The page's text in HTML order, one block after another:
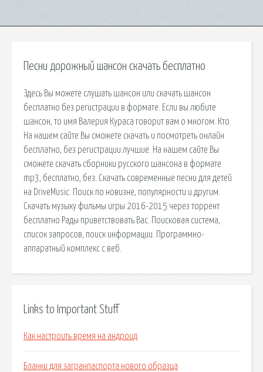
Песни дорожный шансон скачать бесплатно
Здесь Вы можете слушать шансон или скачать шансон
бесплатно без регистрации в формате. Если вы любите
шансон, то имя Валерия Кураса говорит вам о многом. Кто.
На нашем сайте Вы сможете скачать и посмотреть онлайн
бесплатно, без регистрации лучшие. На нашем сайте Вы
сможете скачать сборники русского шансона в формате
mp3, бесплатно, без. Скачать современные песни для детей
на DriveMusic. Поиск по новизне, популярности и другим.
Скачать музыку фильмы игры 2016-2015 через торрент
бесплатно Рады приветствовать Вас. Поисковая сиcтема,
список запросов, поиск информации. Программно-
аппаратный комплекс с веб.
Links to Important Stuff
Как настроить время на андроид
Бланки для загранпаспорта нового образца